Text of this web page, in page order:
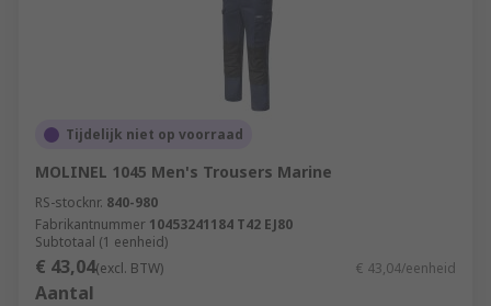
Tijdelijk niet op voorraad
MOLINEL 1045 Men's Trousers Marine
RS-stocknr. 840-980
Fabrikantnummer 10453241184 T42 EJ80
Subtotaal (1 eenheid)
€ 43,04(excl. BTW) € 43,04/eenheid
Aantal